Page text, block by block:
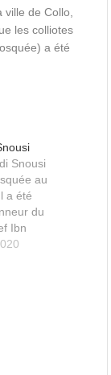
ville de Collo,
les colliotes
a été
Snousi
au
a été
du
Ibn
Sidi Al